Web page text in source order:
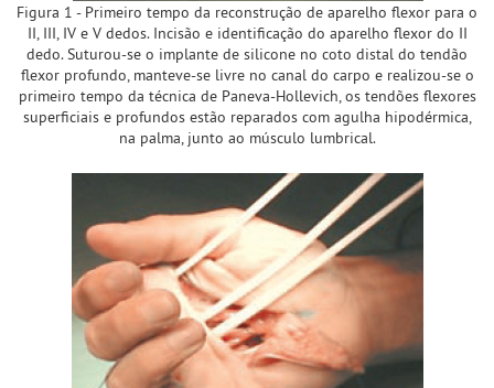
Figura 1 - Primeiro tempo da reconstrução de aparelho flexor para o
II, III, IV e V dedos. Incisão e identificação do aparelho flexor do II
dedo. Suturou-se o implante de silicone no coto distal do tendão
flexor profundo, manteve-se livre no canal do carpo e realizou-se o
primeiro tempo da técnica de Paneva-Hollevich, os tendões flexores
superficiais e profundos estão reparados com agulha hipodérmica,
na palma, junto ao músculo lumbrical.